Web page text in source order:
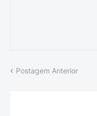
Postagem Anterior